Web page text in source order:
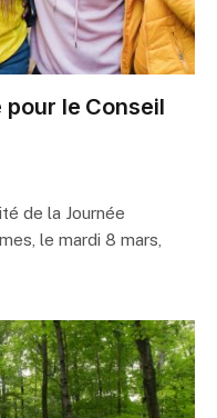
pour le Conseil
de la Journée
le mardi 8 mars,